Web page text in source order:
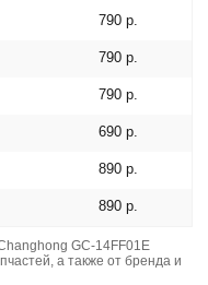
790 р.
790 р.
790 р.
690 р.
890 р.
890 р.
GC-14FF01E
а также от бренда и